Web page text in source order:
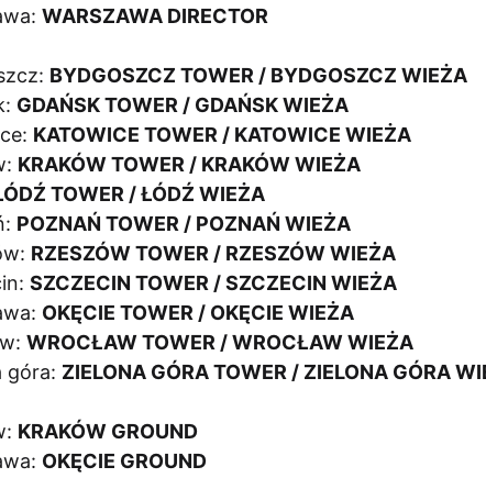
WARSZAWA DIRECTOR
BYDGOSZCZ TOWER / BYDGOSZCZ WIEŻA
GDAŃSK TOWER / GDAŃSK WIEŻA
KATOWICE TOWER / KATOWICE WIEŻA
KRAKÓW TOWER / KRAKÓW WIEŻA
TOWER / ŁÓDŹ WIEŻA
POZNAŃ TOWER / POZNAŃ WIEŻA
RZESZÓW TOWER / RZESZÓW WIEŻA
SZCZECIN TOWER / SZCZECIN WIEŻA
OKĘCIE TOWER / OKĘCIE WIEŻA
WROCŁAW TOWER / WROCŁAW WIEŻA
góra: ZIELONA GÓRA TOWER / ZIELONA GÓRA
KRAKÓW GROUND
OKĘCIE GROUND